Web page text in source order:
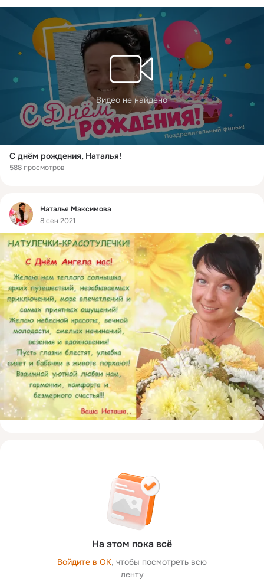
Видео не найдено
С днём рождения, Наталья!
588 просмотров
Фид
Наталья Максимова
8 сен 2021
На этом пока всё
Войдите в ОК, чтобы посмотреть всю
ленту